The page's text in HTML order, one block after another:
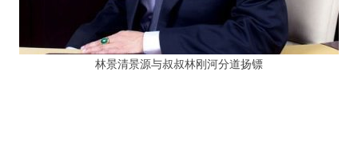
林景清景源与叔叔林刚河分道扬镖